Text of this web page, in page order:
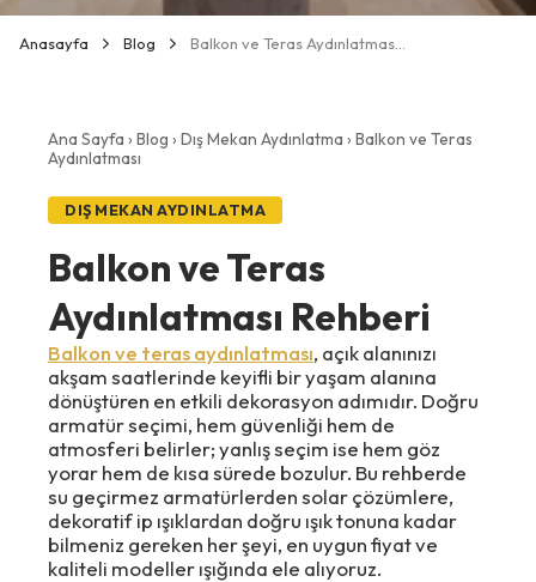
Anasayfa Blog
Ana Sayfa › Blog › Dış Mekan Aydınlatma › Balkon ve Teras
Aydınlatması
DIŞ MEKAN AYDINLATMA
Balkon ve Teras
Aydınlatması Rehberi
Balkon ve teras aydınlatması, açık alanınızı
akşam saatlerinde keyifli bir yaşam alanına
dönüştüren en etkili dekorasyon adımıdır. Doğru
armatür seçimi, hem güvenliği hem de
atmosferi belirler; yanlış seçim ise hem göz
yorar hem de kısa sürede bozulur. Bu rehberde
su geçirmez armatürlerden solar çözümlere,
dekoratif ip ışıklardan doğru ışık tonuna kadar
bilmeniz gereken her şeyi, en uygun fiyat ve
kaliteli modeller ışığında ele alıyoruz.